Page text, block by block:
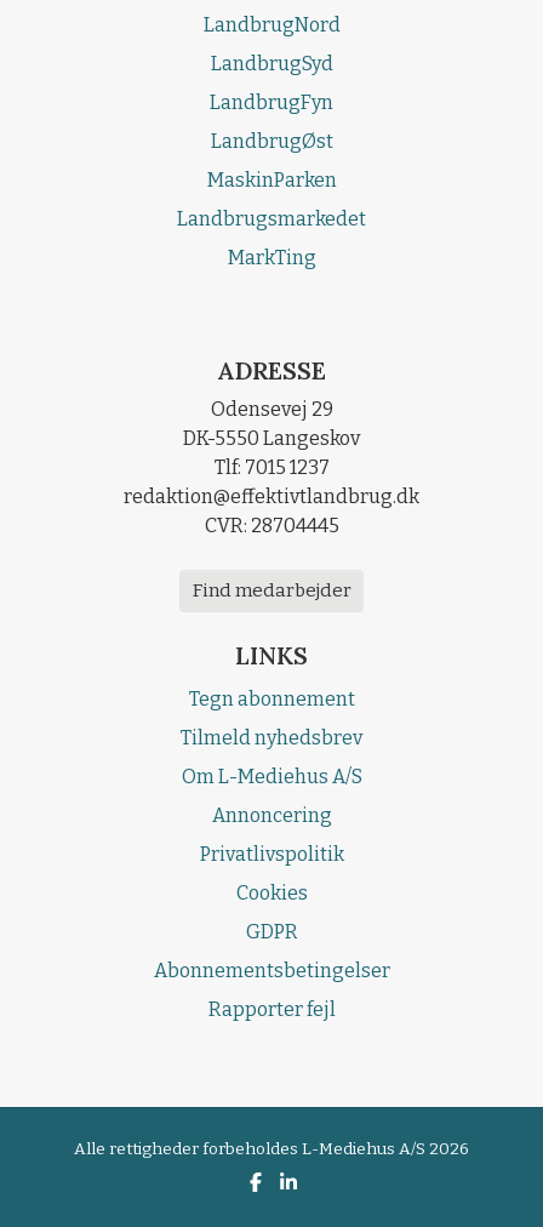
LandbrugNord
LandbrugSyd
LandbrugFyn
LandbrugØst
MaskinParken
Landbrugsmarkedet
MarkTing
ADRESSE
Odensevej 29
DK-5550 Langeskov
Tlf: 7015 1237
redaktion@effektivtlandbrug.dk
CVR: 28704445
Find medarbejder
LINKS
Tegn abonnement
Tilmeld nyhedsbrev
Om L-Mediehus A/S
Annoncering
Privatlivspolitik
Cookies
GDPR
Abonnementsbetingelser
Rapporter fejl
Alle rettigheder forbeholdes L-Mediehus A/S 2026